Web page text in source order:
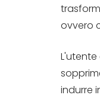
ovvero
indurre